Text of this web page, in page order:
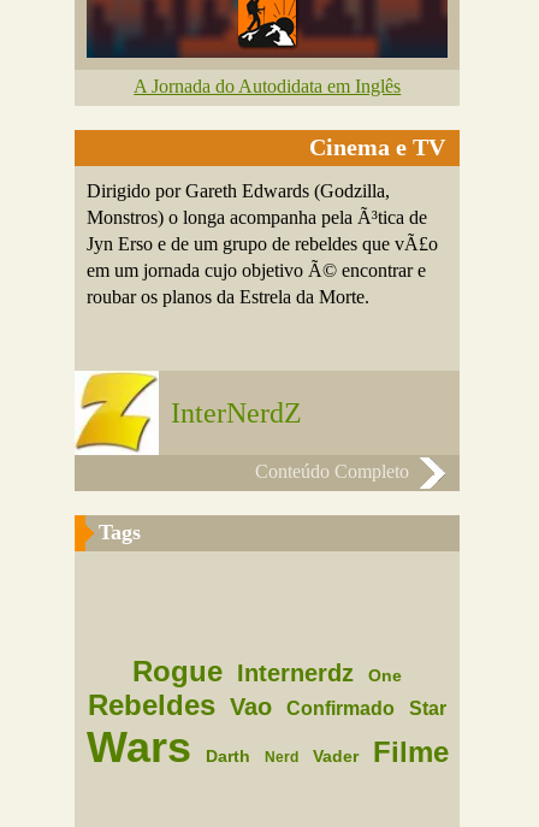
A Jornada do Autodidata em Inglês
Cinema e TV
Dirigido por Gareth Edwards (Godzilla,
Monstros) o longa acompanha pela Ã³tica de
Jyn Erso e de um grupo de rebeldes que vÃ£o
em um jornada cujo objetivo Ã© encontrar e
roubar os planos da Estrela da Morte.
InterNerdZ
Conteúdo Completo
Tags
Rogue Internerdz One
Rebeldes Vao Confirmado Star
Wars Darth Nerd Vader Filme